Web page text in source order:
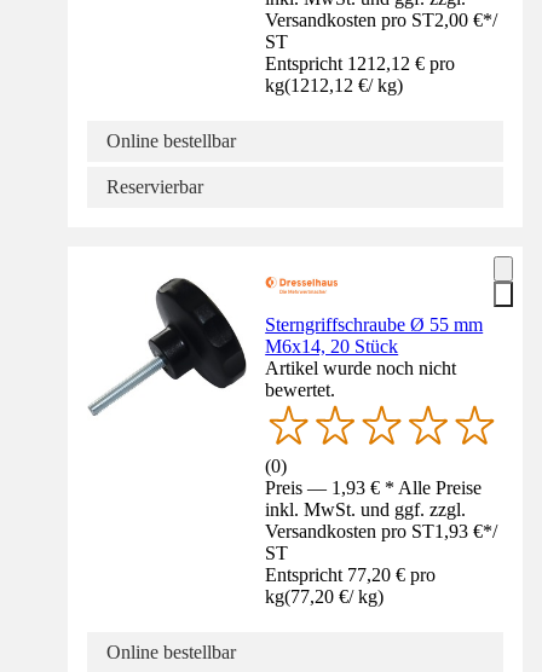
Versandkosten pro ST2,00 €*/
ST
Entspricht 1212,12 € pro
kg(1212,12 €/ kg)
Online bestellbar
Reservierbar
Sterngriffschraube Ø 55 mm
M6x14, 20 Stück
Artikel wurde noch nicht
bewertet.
(0)
Preis — 1,93 € * Alle Preise
inkl. MwSt. und ggf. zzgl.
Versandkosten pro ST1,93 €*/
ST
Entspricht 77,20 € pro
kg(77,20 €/ kg)
Online bestellbar